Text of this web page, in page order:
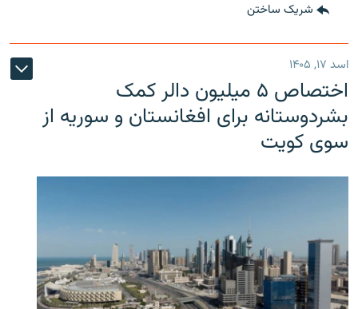
شریک ساختن
اسد ۱۷, ۱۴۰۵
اختصاص ۵ میلیون دالر کمک
بشردوستانه برای افغانستان و سوریه از
سوی کویت